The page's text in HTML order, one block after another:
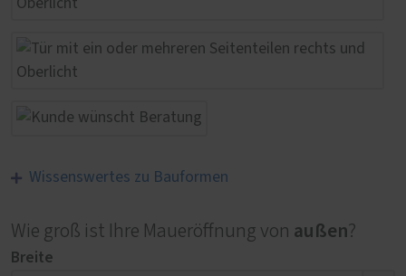
Wissenswertes zu Bauformen
Wie groß ist Ihre Maueröffnung von außen?
Breite